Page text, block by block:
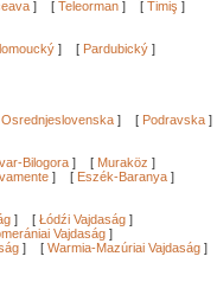
] [ Teleorman ] [ Timiş ]
] [ Pardubický ]
Osrednjeslovenska ] [ Podravska ]
Bilogora ] [ Muraköz ]
] [ Eszék-Baranya ]
] [ Łódźi Vajdaság ]
Vajdaság ]
] [ Warmia-Mazúriai Vajdaság ]